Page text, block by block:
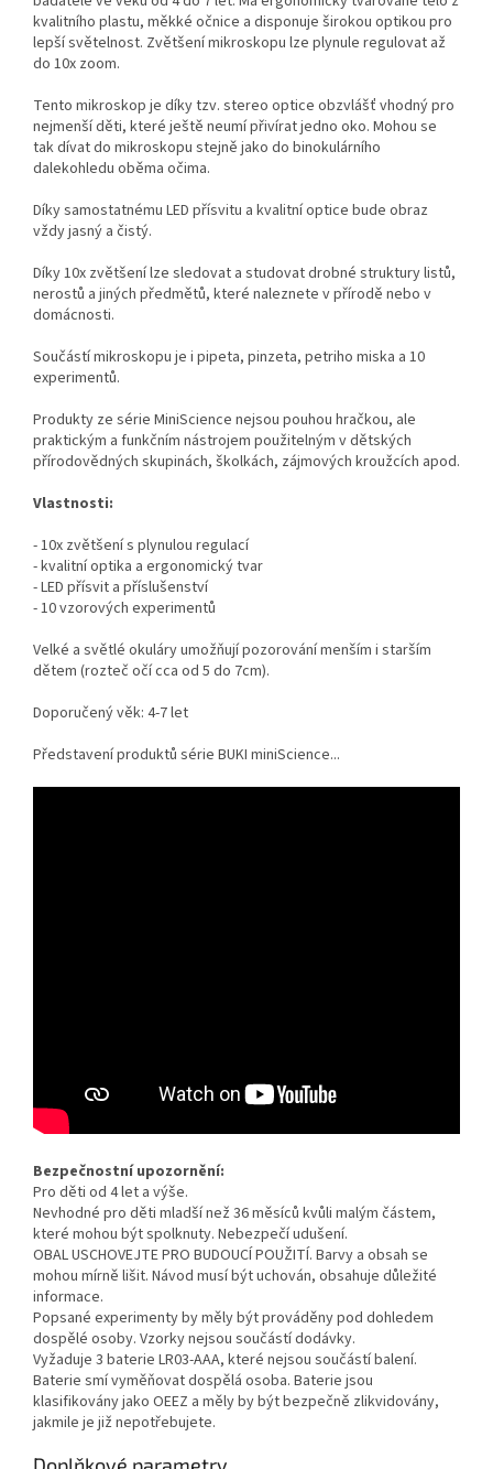
kvalitního plastu, měkké očnice a disponuje širokou optikou pro
lepší světelnost. Zvětšení mikroskopu lze plynule regulovat až
do 10x zoom.
Tento mikroskop je díky tzv. stereo optice obzvlášť vhodný pro
nejmenší děti, které ještě neumí přivírat jedno oko. Mohou se
tak dívat do mikroskopu stejně jako do binokulárního
dalekohledu oběma očima.
Díky samostatnému LED přísvitu a kvalitní optice bude obraz
vždy jasný a čistý.
Díky 10x zvětšení lze sledovat a studovat drobné struktury listů,
nerostů a jiných předmětů, které naleznete v přírodě nebo v
domácnosti.
Součástí mikroskopu je i pipeta, pinzeta, petriho miska a 10
experimentů.
Produkty ze série MiniScience nejsou pouhou hračkou, ale
praktickým a funkčním nástrojem použitelným v dětských
přírodovědných skupinách, školkách, zájmových kroužcích apod.
Vlastnosti:
- 10x zvětšení s plynulou regulací
- kvalitní optika a ergonomický tvar
- LED přísvit a příslušenství
- 10 vzorových experimentů
Velké a světlé okuláry umožňují pozorování menším i starším
dětem (rozteč očí cca od 5 do 7cm).
Doporučený věk: 4-7 let
Představení produktů série BUKI miniScience...
Bezpečnostní upozornění:
Pro děti od 4 let a výše.
Nevhodné pro děti mladší než 36 měsíců kvůli malým částem,
které mohou být spolknuty. Nebezpečí udušení.
OBAL USCHOVEJTE PRO BUDOUCÍ POUŽITÍ. Barvy a obsah se
mohou mírně lišit. Návod musí být uchován, obsahuje důležité
informace.
Popsané experimenty by měly být prováděny pod dohledem
dospělé osoby. Vzorky nejsou součástí dodávky.
Vyžaduje 3 baterie LR03-AAA, které nejsou součástí balení.
Baterie smí vyměňovat dospělá osoba. Baterie jsou
klasifikovány jako OEEZ a měly by být bezpečně zlikvidovány,
jakmile je již nepotřebujete.
Doplňkové parametry